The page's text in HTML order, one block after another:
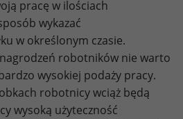
pracę w ilościach
wykazać
w określonym czasie.
robotników nie warto
wysokiej podaży pracy.
robotnicy wciąż będą
wysoką użyteczność